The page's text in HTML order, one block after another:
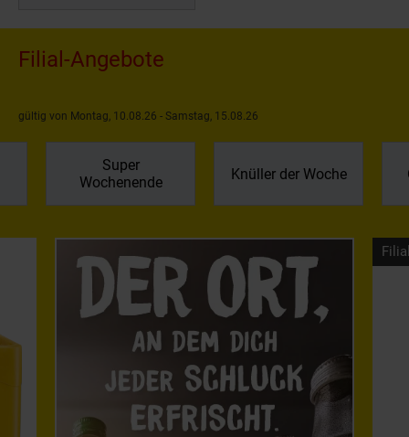
Filial-Angebote
gültig von Montag, 10.08.26 - Samstag, 15.08.26
Super
Wochenende
Knüller der Woche